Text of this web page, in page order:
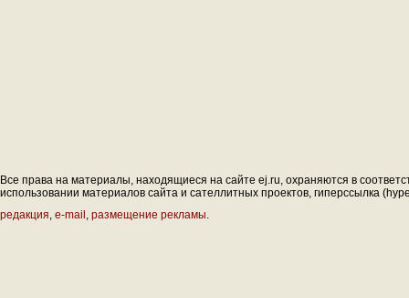
Все права на материалы, находящиеся на сайте ej.ru, охраняются в
использовании материалов сайта и сателлитных проектов, гиперссылка
редакция, e-mail , размещение рекламы.